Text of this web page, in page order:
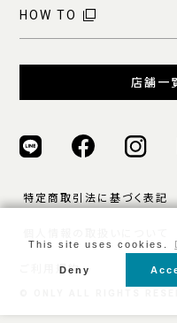
HOW TO
店舗一
特定商取引法に基づく表記
ご利用規約
This site uses cookies.
Deny